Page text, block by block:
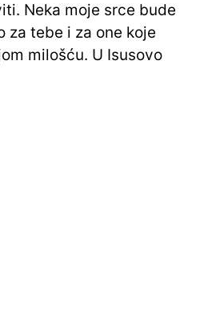
Neka moje srce bude
tebe i za one koje
milošću. U Isusovo